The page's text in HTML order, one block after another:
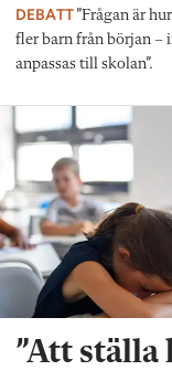
DEBATT”Frågan är
fler barn från början –
anpassas till skolan”.
”Att ställa